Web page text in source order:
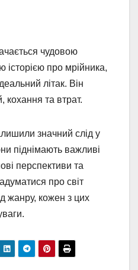
чудовою
історією про мрійника,
літак. Він
кохання та втрат.
значний слід у
піднімають важливі
перспективи та
про світ
жанру, кожен з цих